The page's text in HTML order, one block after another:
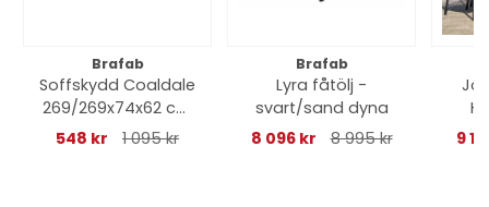
Brafab
Soffskydd Coaldale
269/269x74x62 cm
- grå
548 kr 1 095 kr
Brafab
Lyra fåtölj -
svart/sand dyna
8 096 kr
8 995 kr
9